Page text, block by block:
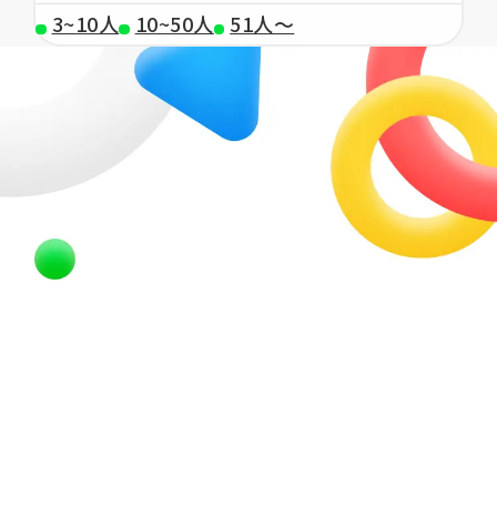
3~10人 10~50人 51人〜